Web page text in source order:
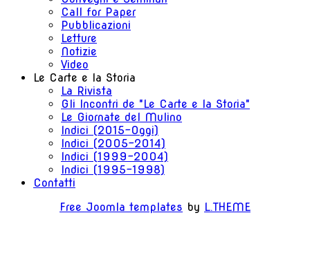
Call for Paper
Pubblicazioni
Letture
Notizie
Video
Le Carte e la Storia
La Rivista
Gli Incontri de "Le Carte e la Storia"
Le Giornate del Mulino
Indici (2015-Oggi)
Indici (2005-2014)
Indici (1999-2004)
Indici (1995-1998)
Contatti
Free Joomla templates by L.THEME